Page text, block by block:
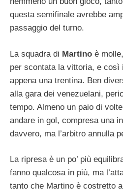
questa semifinale avrebbe
passaggio del turno.
La squadra di Martino è
per scontata la vittoria, e così
appena una trentina. Ben
alla gara dei venezuelani,
tempo. Almeno un paio di
andare in gol, compresa una
davvero, ma l’arbitro annulla
La ripresa è un po’ più
fanno qualcosa in più, ma
tanto che Martino è costretto